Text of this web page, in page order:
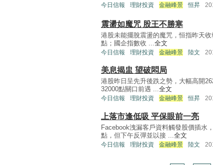
今日信報 理財投資 金融峰景 恒昇
震盪如魔咒 股王不勝寒
港股未能擺脫震盪的魔咒，恒指昨天
點；國企指數收 ... 全文
今日信報 理財投資 金融峰景 陸文
美息揭盅 望破悶局
港股昨日呈先升後跌之勢，大幅高開
32000點關口前遇 ...全文
今日信報 理財投資 金融峰景 恒昇
上落市逢低吸 平保眼前一亮
Facebook洩漏客戶資料觸發股價插水
點，但下午反彈並以接 ... 全文
今日信報 理財投資 金融峰景 陸文